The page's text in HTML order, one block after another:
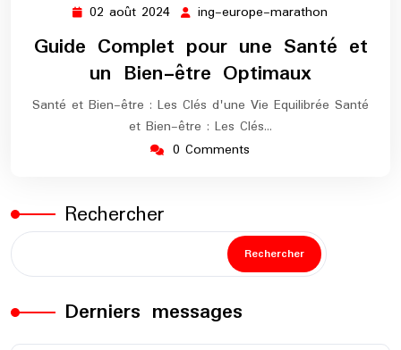
02 août 2024 02
août
2024
ing-europe-marathon
europe-
marathon
Guide Complet pour une Santé et
un Bien-être Optimaux
Santé et Bien-être : Les Clés d'une Vie Equilibrée Santé
et Bien-être : Les Clés…
0 Comments
Rechercher
Rechercher
Derniers messages